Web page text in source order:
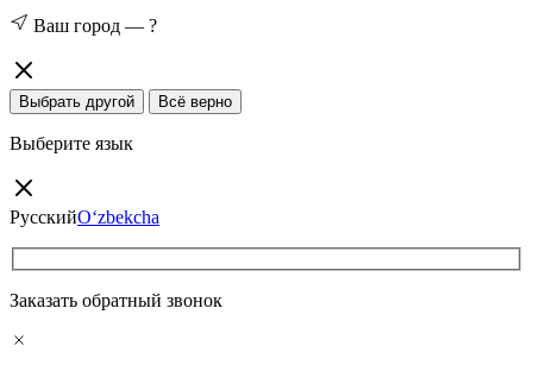
Ваш город — ?
Выбрать другой Всё верно
Выберите язык
РусскийO‘zbekcha
Заказать обратный звонок